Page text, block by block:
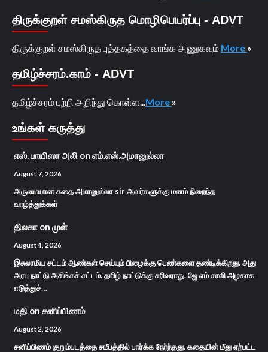
திருக்குறள் சமஸ்கிருத மொழிபெயர்ப்பு - ADVT
திருக்குறள் சமஸ்கிருத புத்தகத்தை வாங்க அணுகவும் More »
தமிழ்ச்சரம்.காம் - ADVT
தமிழ்ச்சரம் பற்றி அறிந்து கொள்ள... More »
உங்கள் கருத்து
எஸ். பாயிஸா அலி on எம்.எஸ்.அமானுல்லா
August 7, 2026
அருமையான கதை அமானுல்லா sir அவர்களுக்கு மனம் நிறைந்த
வாழ்த்துக்கள்
திலகா on முள்
August 4, 2026
இசுலாமிய சட்டம் ஆண்கள் செய்யும் பிழைக்கு பெண்களை தண்டிக்கிறது. அது
அரபு நாட்டு அசிங்கச் சட்டம். தமிழ் நாட்டுக்கு சரிவராது. ஜே எம் சாலி அழகாக
எடுத்துச்…
மதி on சனிப்பிணம்
August 2, 2026
சனிப்பிணம் குறும்படத்தை சமீபத்தில் பார்க்க நேர்ந்தது. கதையின் மீது ஏற்பட்ட